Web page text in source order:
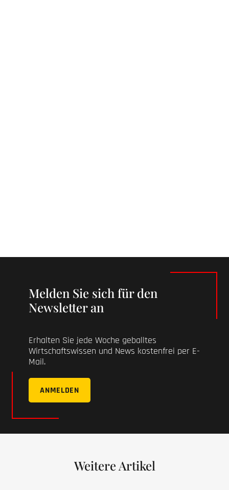
Melden Sie sich für den
Newsletter an
Erhalten Sie jede Woche geballtes
Wirtschaftswissen und News kostenfrei per E-
Mail.
ANMELDEN
Weitere Artikel